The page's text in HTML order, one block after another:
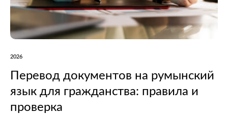
2026
Перевод документов на румынский
язык для гражданства: правила и
проверка